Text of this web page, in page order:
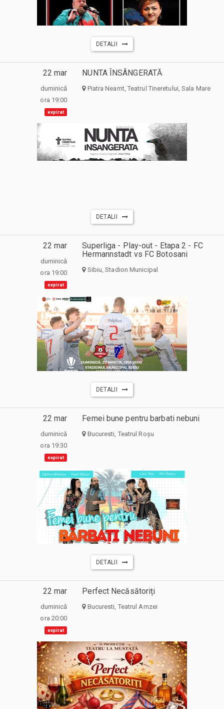
DETALII
22 mar
duminică
ora 19:00
expirat
NUNTA ÎNSÂNGERATĂ
Piatra Neamt, Teatrul Tineretului, Sala Mare
DETALII
22 mar
duminică
ora 19:00
expirat
Superliga - Play-out - Etapa 2 - FC
Hermannstadt vs FC Botosani
Sibiu, Stadion Municipal
DETALII
22 mar
duminică
ora 19:30
expirat
Femei bune pentru barbati nebuni
Bucuresti, Teatrul Roșu
DETALII
22 mar
duminică
ora 20:00
expirat
Perfect Necăsătoriți
Bucuresti, Teatrul Amzei